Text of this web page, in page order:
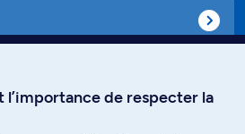
l’importance de respecter la